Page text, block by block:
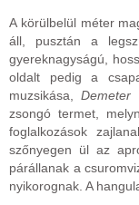
A körülbelül méter
áll, pusztán a
gyereknagyságú,
oldalt pedig a
muzsikása,Demeter
zsongó termet,
foglalkozások
szőnyegen ül az
párállanak a
nyikorognak. A